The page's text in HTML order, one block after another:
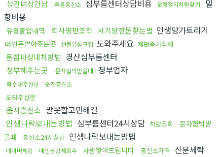
상간녀상간남 후불흥신소 심부름센터상담비용 운행정지차량찾기
밀
항비용
유흥출입내역 회사평판조작 사기당한돈찾는법 인생망가트리기
떼인돈받아주는곳 선불유심구입 도와주세요 재판증거삭제
몸캠피싱대처방법 경산심부름센터
청부해주는곳 문자협박받을때 청부업자
복수해주실분 순천흥신소
도와주실분
음지흥신소 말못할고민해결
인생나락보내는방법 심부름센터24시상담 차량조회
문자협박받
을때
흥신소24시상담 인생나락보내는방법
네이버해킹 떼인돈강제회수 사람찾아드립니다 흥신소가격 신분세탁